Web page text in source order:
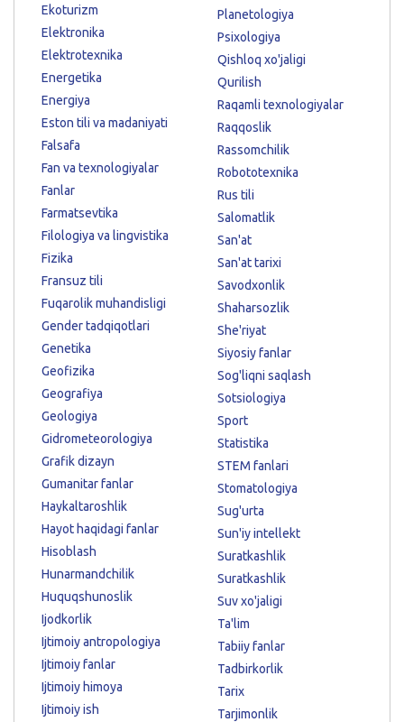
Ekoturizm
Elektronika
Elektrotexnika
Energetika
Energiya
Eston tili va madaniyati
Falsafa
Fan va texnologiyalar
Fanlar
Farmatsevtika
Filologiya va lingvistika
Fizika
Fransuz tili
Fuqarolik muhandisligi
Gender tadqiqotlari
Genetika
Geofizika
Geografiya
Geologiya
Gidrometeorologiya
Grafik dizayn
Gumanitar fanlar
Haykaltaroshlik
Hayot haqidagi fanlar
Hisoblash
Hunarmandchilik
Huquqshunoslik
Ijodkorlik
Ijtimoiy antropologiya
Ijtimoiy fanlar
Ijtimoiy himoya
Ijtimoiy ish
Planetologiya
Psixologiya
Qishloq xo'jaligi
Qurilish
Raqamli texnologiyalar
Raqqoslik
Rassomchilik
Robototexnika
Rus tili
Salomatlik
San'at
San'at tarixi
Savodxonlik
Shaharsozlik
She'riyat
Siyosiy fanlar
Sog'liqni saqlash
Sotsiologiya
Sport
Statistika
STEM fanlari
Stomatologiya
Sug'urta
Sun'iy intellekt
Suratkashlik
Suratkashlik
Suv xo'jaligi
Ta'lim
Tabiiy fanlar
Tadbirkorlik
Tarix
Tarjimonlik